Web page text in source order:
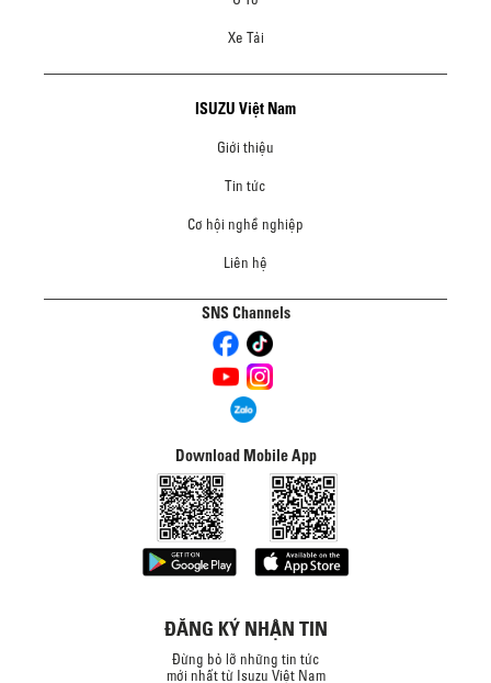
Xe Tải
ISUZU Việt Nam
Giới thiệu
Tin tức
Cơ hội nghề nghiệp
Liên hệ
SNS Channels
Download Mobile App
ĐĂNG KÝ NHẬN TIN
Đừng bỏ lỡ những tin tức
mới nhất từ Isuzu Việt Nam